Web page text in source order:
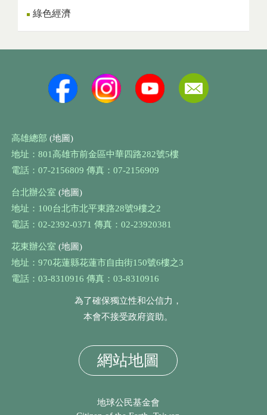
綠色經濟
高雄總部 (地圖)
地址：801高雄市前金區中華四路282號5樓
電話：07-2156809 傳真：07-2156909
台北辦公室 (地圖)
地址：100台北市北平東路28號9樓之2
電話：02-2392-0371 傳真：02-23920381
花東辦公室 (地圖)
地址：970花蓮縣花蓮市自由街150號6樓之3
電話：03-8310916 傳真：03-8310916
為了確保獨立性和公信力，
本會不接受政府資助。
網站地圖
地球公民基金會